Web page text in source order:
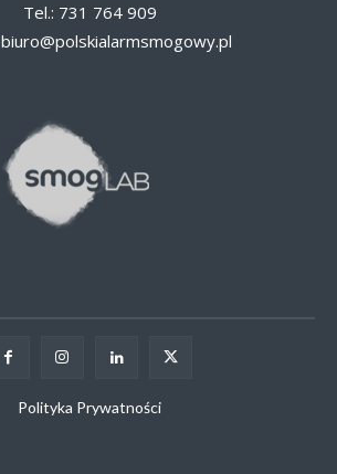
Tel.: 731 764 909
biuro@polskialarmsmogowy.pl
Polityka Prywatności